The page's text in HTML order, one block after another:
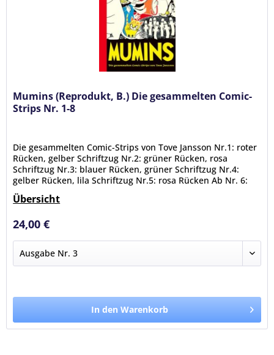
Mumins (Reprodukt, B.) Die gesammelten Comic-
Strips Nr. 1-8
Die gesammelten Comic-Strips von Tove Jansson Nr.1: roter
Rücken, gelber Schriftzug Nr.2: grüner Rücken, rosa
Schriftzug Nr.3: blauer Rücken, grüner Schriftzug Nr.4:
gelber Rücken, lila Schriftzug Nr.5: rosa Rücken Ab Nr. 6:
Die...
Zustand: (neu)
Übersicht
24,00 €
In den Warenkorb